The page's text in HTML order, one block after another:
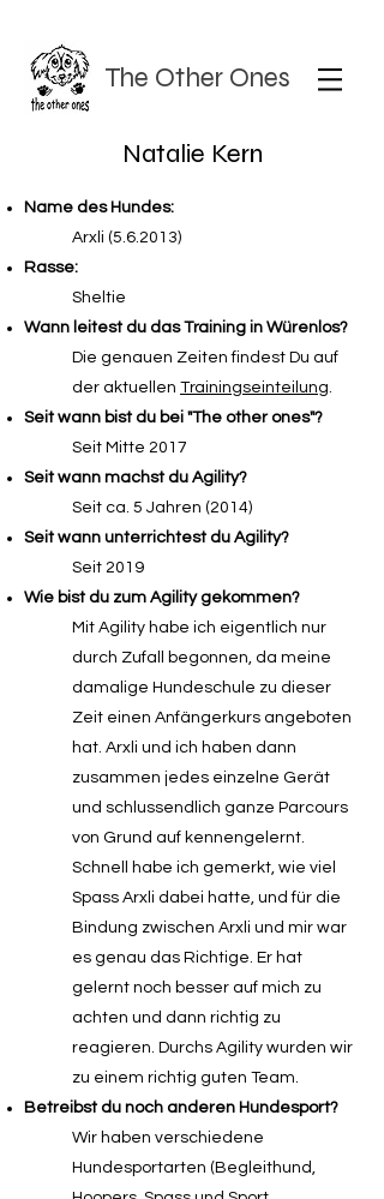
The Other Ones
Natalie Kern
Name des Hundes:
Arxli (5.6.2013)
Rasse:
Sheltie
Wann leitest du das Training in Würenlos?
Die genauen Zeiten findest Du auf
der aktuellen Trainingseinteilung.
Seit wann bist du bei "The other ones"?
Seit Mitte 2017
Seit wann machst du Agility?
Seit ca. 5 Jahren (2014)
Seit wann unterrichtest du Agility?
Seit 2019
Wie bist du zum Agility gekommen?
Mit Agility habe ich eigentlich nur
durch Zufall begonnen, da meine
damalige Hundeschule zu dieser
Zeit einen Anfängerkurs angeboten
hat. Arxli und ich haben dann
zusammen jedes einzelne Gerät
und schlussendlich ganze Parcours
von Grund auf kennengelernt.
Schnell habe ich gemerkt, wie viel
Spass Arxli dabei hatte, und für die
Bindung zwischen Arxli und mir war
es genau das Richtige. Er hat
gelernt noch besser auf mich zu
achten und dann richtig zu
reagieren. Durchs Agility wurden wir
zu einem richtig guten Team.
Betreibst du noch anderen Hundesport?
Wir haben verschiedene
Hundesportarten (Begleithund,